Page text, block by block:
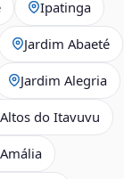
Ipatinga
Jardim Abaeté
Jardim Alegria
do Itavuvu